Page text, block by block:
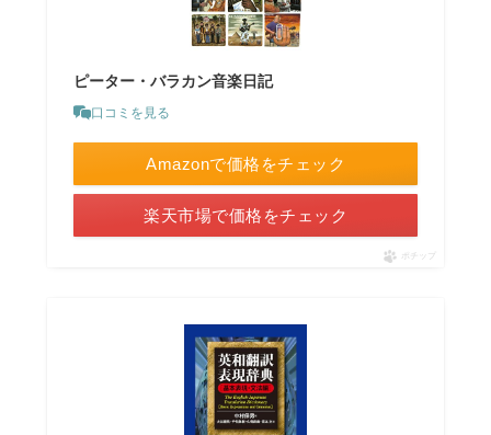
ピーター・バラカン音楽日記
口コミを見る
Amazonで価格をチェック
楽天市場で価格をチェック
ポチップ